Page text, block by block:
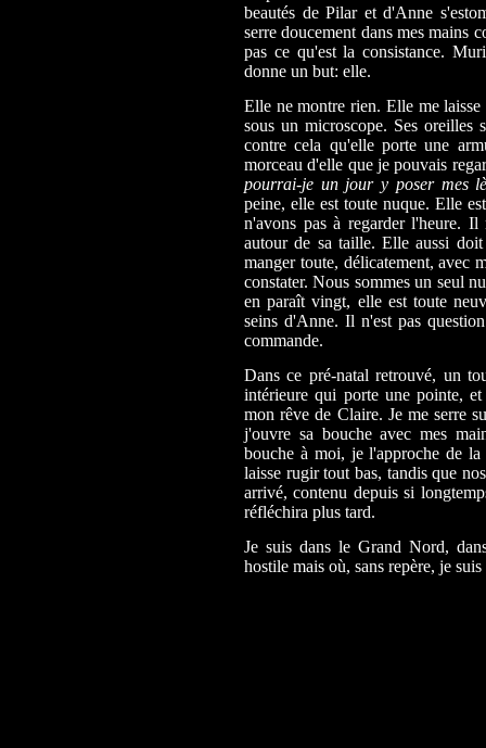
beautés de Pilar et d'Anne
serre doucement dans mes mains
pas ce qu'est la consistance.
donne un but: elle.
Elle ne montre rien. Elle me
sous un microscope. Ses oreilles
contre cela qu'elle porte une
morceau d'elle que je pouvais
pourrai-je un jour y poser mes
peine, elle est toute nuque. Elle
n'avons pas à regarder l'heure.
autour de sa taille. Elle aussi
manger toute, délicatement, avec
constater. Nous sommes un seul
en paraît vingt, elle est toute
seins d'Anne. Il n'est pas
commande.
Dans ce pré-natal retrouvé, un
intérieure qui porte une pointe,
mon rêve de Claire. Je me serre
j'ouvre sa bouche avec mes
bouche à moi, je l'approche de
laisse rugir tout bas, tandis que
arrivé, contenu depuis si
réfléchira plus tard.
Je suis dans le Grand Nord,
hostile mais où, sans repère, je